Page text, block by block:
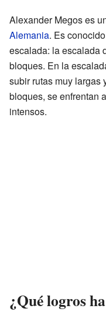
Alexander Megos es
Alemania. Es
escalada: la escalada
bloques. En la
subir rutas muy largas
bloques, se enfrentan
intensos.
¿Qué logros